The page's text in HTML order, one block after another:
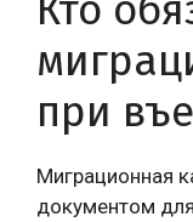
при
Миграционная
документом